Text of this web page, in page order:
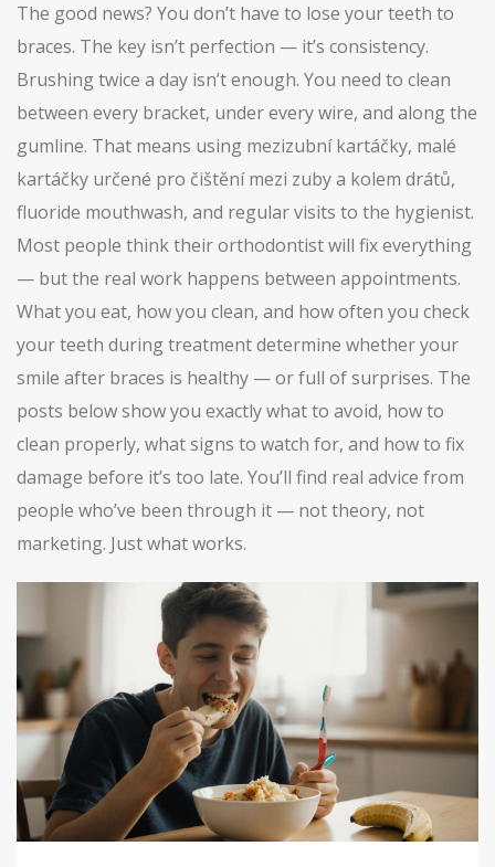
The good news? You don’t have to lose your teeth to
braces. The key isn’t perfection — it’s consistency.
Brushing twice a day isn’t enough. You need to clean
between every bracket, under every wire, and along the
gumline. That means using mezizubní kartáčky, malé
kartáčky určené pro čištění mezi zuby a kolem drátů,
fluoride mouthwash, and regular visits to the hygienist.
Most people think their orthodontist will fix everything
— but the real work happens between appointments.
What you eat, how you clean, and how often you check
your teeth during treatment determine whether your
smile after braces is healthy — or full of surprises. The
posts below show you exactly what to avoid, how to
clean properly, what signs to watch for, and how to fix
damage before it’s too late. You’ll find real advice from
people who’ve been through it — not theory, not
marketing. Just what works.